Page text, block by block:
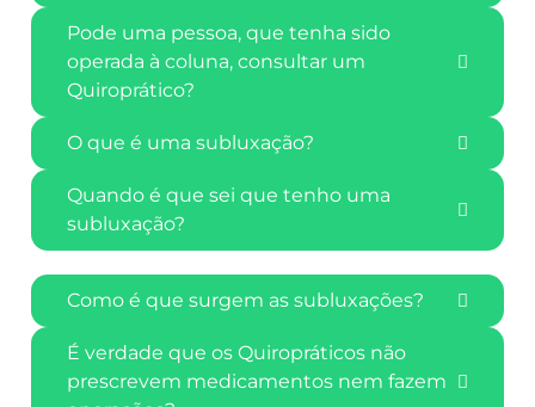
Pode uma pessoa, que tenha sido
operada à coluna, consultar um
Quiroprático?
O que é uma subluxação?
Quando é que sei que tenho uma
subluxação?
Como é que surgem as subluxações?
É verdade que os Quiropráticos não
prescrevem medicamentos nem fazem